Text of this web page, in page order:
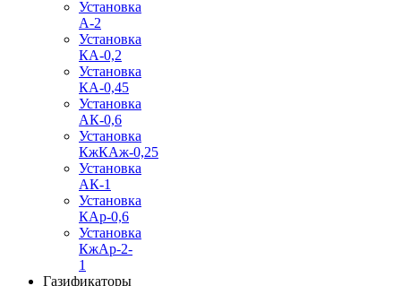
Установка
А-2
Установка
КА-0,2
Установка
КА-0,45
Установка
АК-0,6
Установка
КжКАж-0,25
Установка
АК-1
Установка
КАр-0,6
Установка
КжАр-2-
1
Газификаторы